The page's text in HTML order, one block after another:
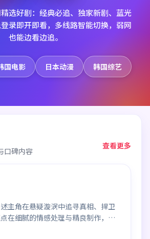
选好剧：经典必追、独家新剧、蓝光
录即开即看，多线路智能切换，弱网
也能边看边追。
国电影 日本动漫 韩国综艺
口碑内容
查看更多
99:57
述主角在悬疑漩涡中追寻真相、捍卫
在细腻的情感处理与精良制作，感
平衡，节奏舒服。